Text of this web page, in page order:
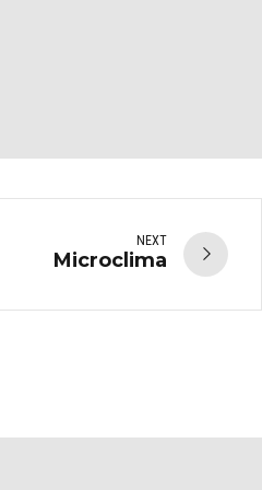
NEXT
Microclima